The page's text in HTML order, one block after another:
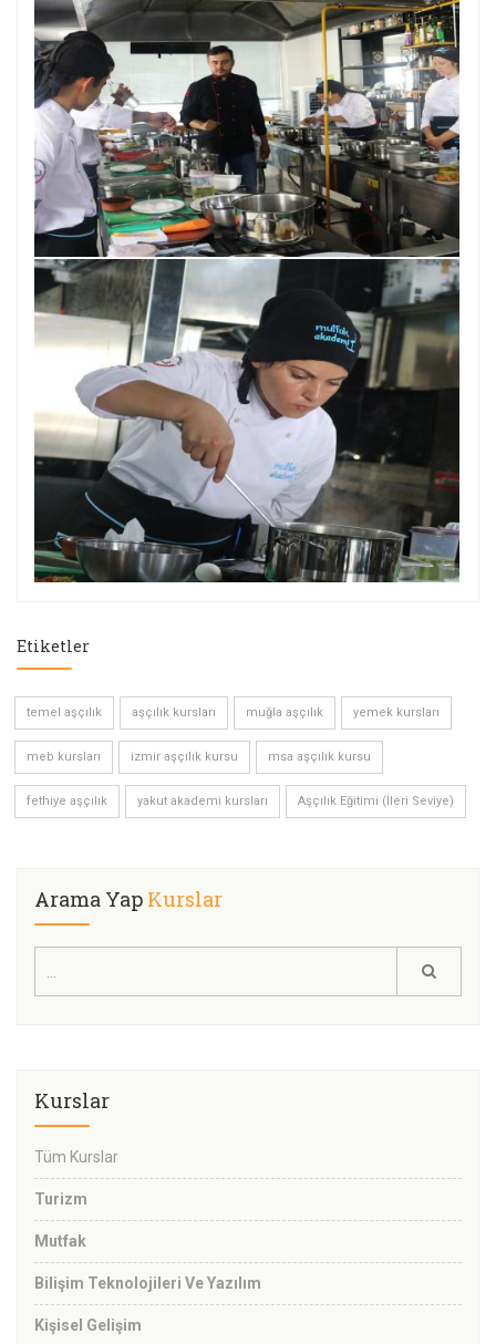
Etiketler
temel aşçılık aşçılık kursları muğla aşçılık yemek kursları
meb kursları izmir aşçılık kursu msa aşçılık kursu
fethiye aşçılık yakut akademi kursları Aşçılık Eğitimi (İleri Seviye)
Arama Yap Kurslar
Kurslar
Tüm Kurslar
Turizm
Mutfak
Bilişim Teknolojileri Ve Yazılım
Kişisel Gelişim